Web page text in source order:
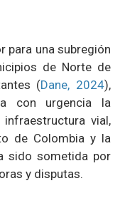
para una subregión
de Norte de
(Dane, 2024),
con urgencia la
vial,
de Colombia y la
sido sometida por
y disputas.